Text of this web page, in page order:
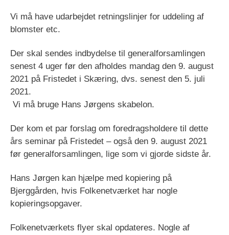
Vi må have udarbejdet retningslinjer for uddeling af
blomster etc.
Der skal sendes indbydelse til generalforsamlingen
senest 4 uger før den afholdes mandag den 9. august
2021 på Fristedet i Skæring, dvs. senest den 5. juli
2021.
Vi må bruge Hans Jørgens skabelon.
Der kom et par forslag om foredragsholdere til dette
års seminar på Fristedet – også den 9. august 2021
før generalforsamlingen, lige som vi gjorde sidste år.
Hans Jørgen kan hjælpe med kopiering på
Bjerggården, hvis Folkenetværket har nogle
kopieringsopgaver.
Folkenetværkets flyer skal opdateres. Nogle af